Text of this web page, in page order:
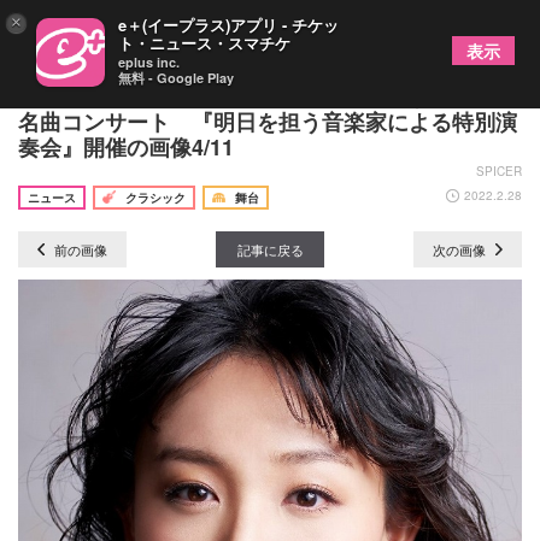
海外で研鑽を積んだ若手歌手たちが集結するオペラ
名曲コンサート 『明日を担う音楽家による特別演
奏会』開催の画像4/11
SPICER
ニュース
クラシック 舞台 2022.2.28
前の画像 記事に戻る 次の画像
× e＋(イープラス)アプリ - チケッ
ト・ニュース・スマチケ
eplus inc.
無料 - Google Play
表示